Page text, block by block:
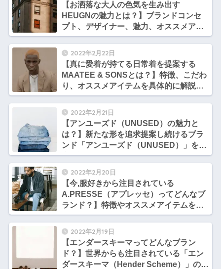
【お洒落な大人の色気を生み出す
HEUGNの魅力とは？】ブランドコンセ
プト、デザイナー、魅力、オススメアイ
テムを徹底解説！【tomoさんのファッシ
ョン勉強部屋】
2022年2月22日
【真に愛着が持てる日常着を提案する
MAATEE & SONSとは？】特徴、こだわ
り、オススメアイテムを具体的に解説
【サトシとヒロシのファッション談義】
2022年2月21日
【アンユーズド（UNUSED）の魅力と
は？】新たな形を追求提案し続けるブラ
ンド「アンユーズド（UNUSED）」を徹
底解説【ヒロシとサトシのファッション
談義】
2022年2月20日
【今,服好きから注目されている
A.PRESSE（アプレッセ）ってどんなブ
ランド？】特徴やオススメアイテムを紹
介【tomoさんのファッション勉強部屋】
2022年2月19日
【エンダースキーマってどんなブラン
ド？】世界からも注目されている「エン
ダースキーマ（Hender Scheme）」の魅